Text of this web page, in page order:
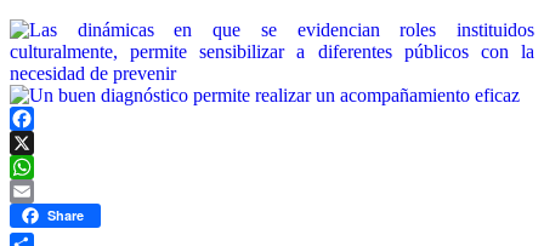
Facebook
X
WhatsApp
EmailShare